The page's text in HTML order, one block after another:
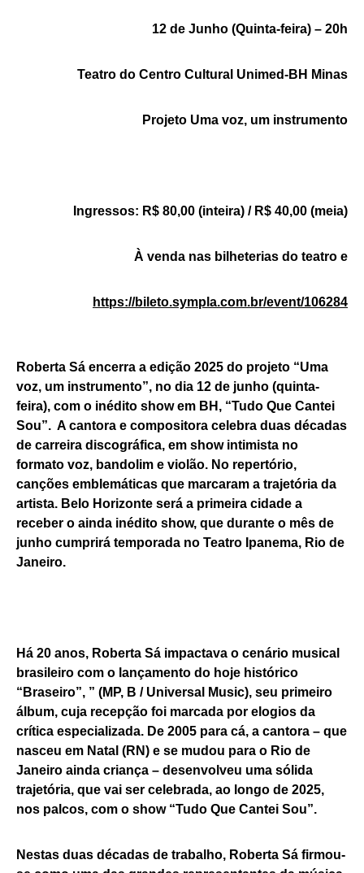
12 de Junho (Quinta-feira) – 20h
Teatro do Centro Cultural Unimed-BH Minas
Projeto Uma voz, um instrumento
Ingressos: R$ 80,00 (inteira) / R$ 40,00 (meia)
À venda nas bilheterias do teatro e
https://bileto.sympla.com.br/event/106284
Roberta Sá encerra a edição 2025 do projeto “Uma
voz, um instrumento”, no dia 12 de junho (quinta-
feira), com o inédito show em BH, “Tudo Que Cantei
Sou”. A cantora e compositora celebra duas décadas
de carreira discográfica, em show intimista no
formato voz, bandolim e violão. No repertório,
canções emblemáticas que marcaram a trajetória da
artista. Belo Horizonte será a primeira cidade a
receber o ainda inédito show, que durante o mês de
junho cumprirá temporada no Teatro Ipanema, Rio de
Janeiro.
Há 20 anos, Roberta Sá impactava o cenário musical
brasileiro com o lançamento do hoje histórico
“Braseiro”, ” (MP, B / Universal Music), seu primeiro
álbum, cuja recepção foi marcada por elogios da
crítica especializada. De 2005 para cá, a cantora – que
nasceu em Natal (RN) e se mudou para o Rio de
Janeiro ainda criança – desenvolveu uma sólida
trajetória, que vai ser celebrada, ao longo de 2025,
nos palcos, com o show “Tudo Que Cantei Sou”.
Nestas duas décadas de trabalho, Roberta Sá firmou-